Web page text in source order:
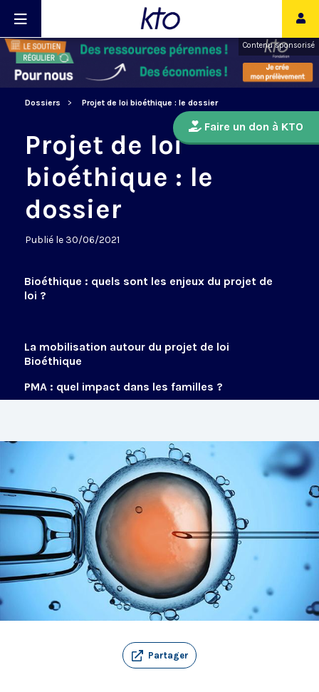
Contenu sponsorisé
Dossiers Projet de loi bioéthique : le dossier
Faire un don à KTO
Projet de loi
bioéthique : le
dossier
Publié le 30/06/2021
Bioéthique : quels sont les enjeux du projet de
loi ?
La mobilisation autour du projet de loi
Bioéthique
PMA : quel impact dans les familles ?
Partager